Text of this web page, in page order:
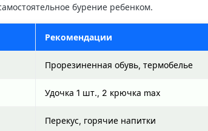
бурение ребенком.
Рекомендации
Прорезиненная обувь, термобелье
Удочка 1 шт., 2 крючка max
Перекус, горячие напитки